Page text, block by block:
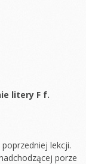
litery F f.
lekcji.
porze